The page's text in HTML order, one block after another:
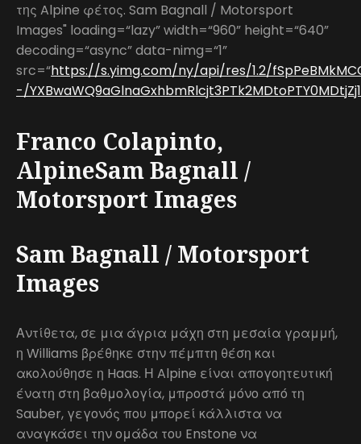
της Alpine φέτος. Sam Bagnall / Motorsport
Images" loading=“lazy” width=“960” height=“640”
decoding=“async” data-nimg=“1”
src=“https://s.yimg.com/ny/api/res/1.2/
-/
Franco Colapinto,
AlpineSam Bagnall /
Motorsport Images
Sam Bagnall / Motorsport
Images
Αντίθετα, σε μια άγρια μάχη στη μεσαία γραμμή,
η Williams βρέθηκε στην πέμπτη θέση και
ακολούθησε η Haas. Η Alpine είναι απογοητευτική
ένατη στη βαθμολογία, μπροστά μόνο από τη
Sauber, γεγονός που μπορεί κάλλιστα να
αναγκάσει την ομάδα του Enstone να